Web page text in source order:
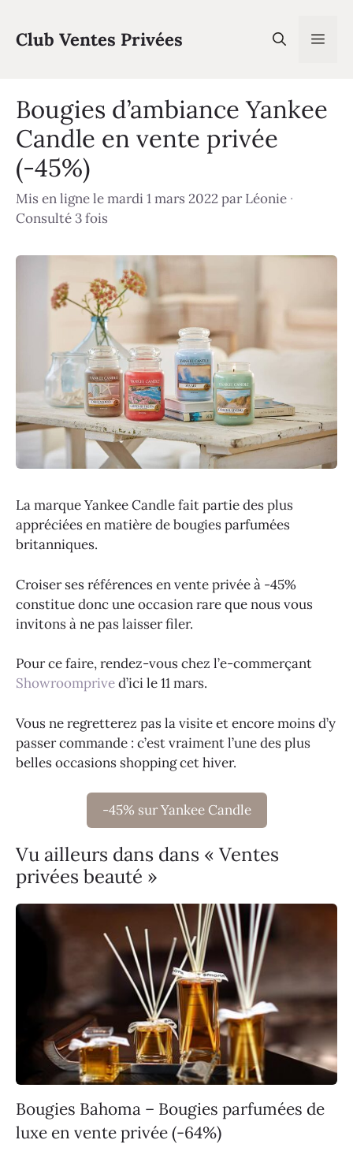
contenu
Club Ventes Privées
Bougies d’ambiance Yankee
Candle en vente privée
(-45%)
Mis en ligne le mardi 1 mars 2022parLéonie ·
Consulté 3 fois
La marque Yankee Candle fait partie des plus
appréciées en matière de bougies parfumées
britanniques.
Croiser ses références en vente privée à -45%
constitue donc une occasion rare que nous vous
invitons à ne pas laisser filer.
Pour ce faire, rendez-vous chez l’e-commerçant
Showroomprived’ici le 11 mars.
Vous ne regretterez pas la visite et encore moins d’y
passer commande : c’est vraiment l’une des plus
belles occasions shopping cet hiver.
-45% sur Yankee Candle
Vu ailleurs dans dans « Ventes
privées beauté »
Bougies Bahoma – Bougies parfumées de
luxe en vente privée (-64%)